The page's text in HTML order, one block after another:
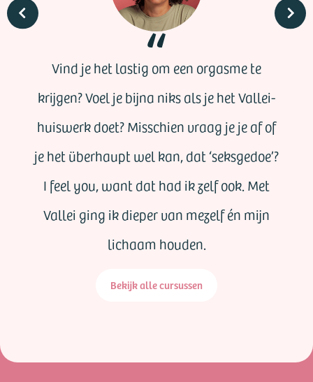
Vind je het lastig om een orgasme te
krijgen? Voel je bijna niks als je het Vallei-
huiswerk doet? Misschien vraag je je af of
je het überhaupt wel kan, dat ‘seksgedoe’?
I feel you, want dat had ik zelf ook. Met
Vallei ging ik dieper van mezelf én mijn
lichaam houden.
Bekijk alle cursussen